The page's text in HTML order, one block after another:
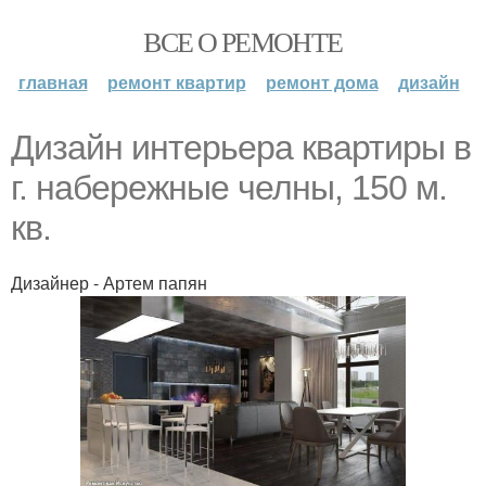
ВСЕ О РЕМОНТЕ
главная ремонт квартир ремонт дома дизайн
Дизайн интерьера квартиры в
г. набережные челны, 150 м.
кв.
Дизайнер - Артем папян